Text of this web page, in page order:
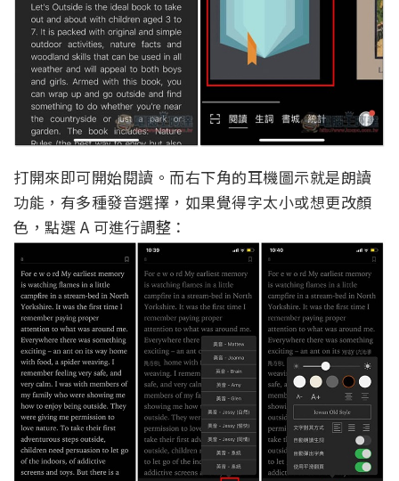
打開來即可開始閱讀。而右下角的耳機圖示就是朗讀
功能，有多種發音選擇，如果覺得字太小或想更改顏
色，點選 A 可進行調整：